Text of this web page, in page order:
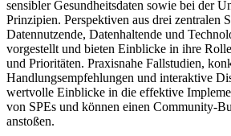
sensibler Gesundheitsdaten sowie bei der
Prinzipien. Perspektiven aus drei zentralen
Datennutzende, Datenhaltende und
vorgestellt und bieten Einblicke in ihre
und Prioritäten. Praxisnahe Fallstudien,
Handlungsempfehlungen und interaktive
wertvolle Einblicke in die effektive
von SPEs und können einen Community-
anstoßen.